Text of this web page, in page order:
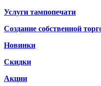
Услуги тампопечати
Создание собственной
Новинки
Скидки
Акции